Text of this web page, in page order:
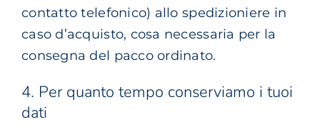
contatto telefonico) allo spedizioniere in
caso d’acquisto, cosa necessaria per la
consegna del pacco ordinato.
4. Per quanto tempo conserviamo i tuoi
dati